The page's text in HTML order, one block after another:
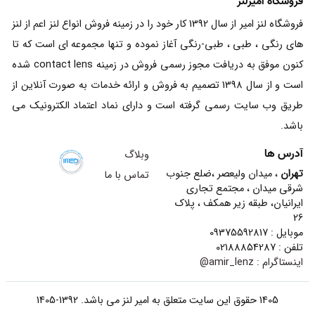
فروشگاه لنز امیر از سال 1392 کار خود را در زمینه فروش انواع لنز اعم از لنز
های رنگی ، طبی ، طبی-رنگی آغاز نموده و تنها مجموعه ای است که تا
کنون موفق به دریافت مجوز رسمی فروش در زمینه contact lens شده
است و از سال 1398 تصمیم به فروش و ارائه خدمات به صورت آنلاین از
طریق وب سایت رسمی گرفته است و دارای نماد اعتماد الکترونیک می
باشد.
آدرس ها
تهران ، میدان ولیعصر ،ضلع جنوب
شرقی میدان ، مجتمع تجاری
ایرانیان، طبقه زیر همکف ، پلاک
26
موبایل : 09375592817
تلفن : 02188854287
اینستاگرام : amir_lenz@
وبلاگ
تماس با ما
1405 حقوق این سایت متعلق به امیر لنز می باشد. 1392-1405